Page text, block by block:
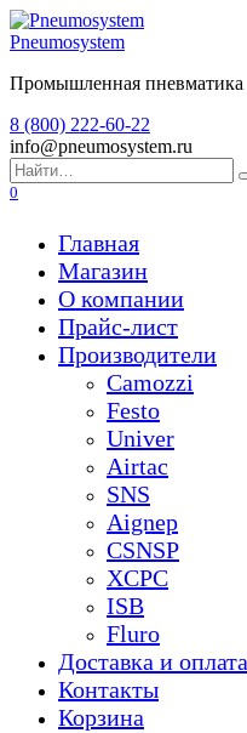
Перейти
к
Pneumosystem
Промышленная пневматика
8 (800) 222-60-22
info@pneumosystem.ru
Search
for:
0
Главная
Магазин
О компании
Прайс-лист
Производители
Camozzi
Festo
Univer
Airtac
SNS
Aignep
CSNSP
XCPC
ISB
Fluro
Доставка и оплата
Контакты
Корзина